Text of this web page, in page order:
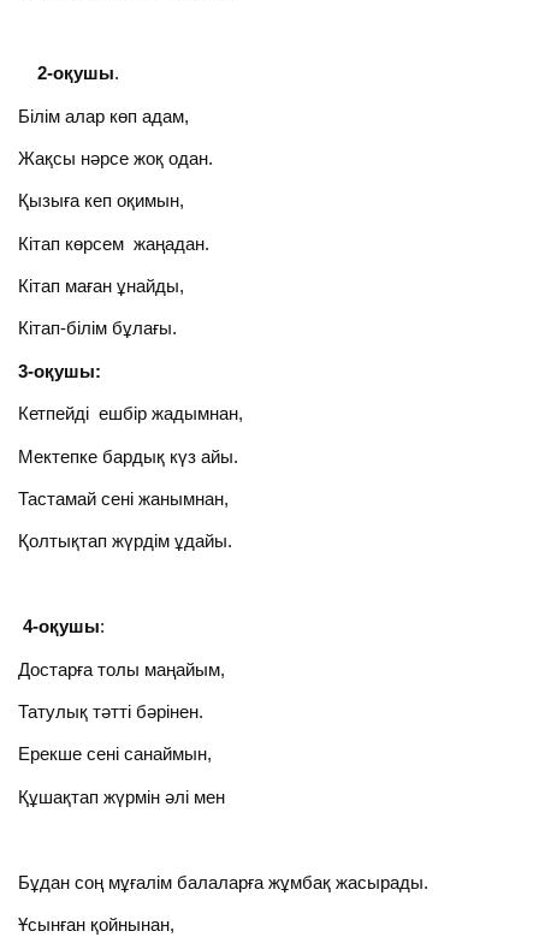
2-оқушы.
Білім алар көп адам,
Жақсы нәрсе жоқ одан.
Қызыға кеп оқимын,
Кітап көрсем жаңадан.
Кітап маған ұнайды,
Кітап-білім бұлағы.
3-оқушы:
Кетпейді ешбір жадымнан,
Мектепке бардық күз айы.
Тастамай сені жанымнан,
Қолтықтап жүрдім ұдайы.
4-оқушы:
Достарға толы маңайым,
Татулық тәтті бәрінен.
Ерекше сені санаймын,
Құшақтап жүрмін әлі мен
Бұдан соң мұғалім балаларға жұмбақ жасырады.
Ұсынған қойнынан,